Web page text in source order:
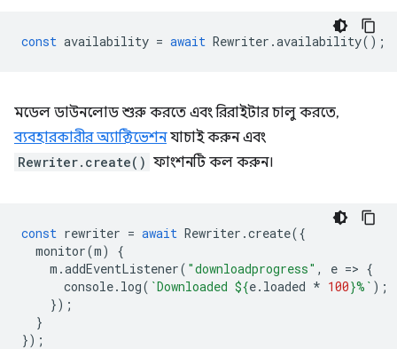
const availability = await Rewriter .availability();
মডেল ডাউনলোড শুরু করতে এবং রিরাইটার চালু করতে,
ব্যবহারকারীর অ্যাক্টিভেশনযাচাই করুন এবং
Rewriter.create() ফাংশনটি কল করুন।
const rewriter = await Rewriter .create({
monitor(m)
{
m .addEventListener( "downloadprogress" , e => {
console. log( `Downloaded ${e. loaded * 100}%` );
});
}
});